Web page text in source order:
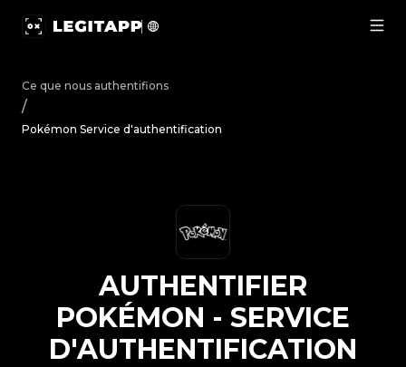
Ce que nous authentifions
/
Pokémon Service d'authentification
AUTHENTIFIER
POKÉMON - SERVICE
D'AUTHENTIFICATION